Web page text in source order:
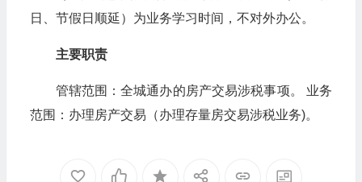
日、节假日顺延）为业务学习时间，不对外办公。
主要职责
管辖范围：全城通办的房产交易涉税事项。 业务
范围：办理房产交易（办理存量房交易涉税业务)。